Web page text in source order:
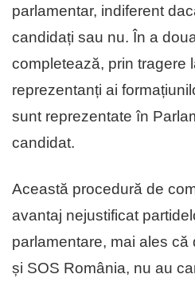
parlamentar, indiferent
candidați sau nu. În a
completează, prin tragere
reprezentanți ai
sunt reprezentate în
candidat.
Această procedură de
avantaj nejustificat
parlamentare, mai ales că
și SOS România, nu au